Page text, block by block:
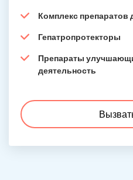
Комплекс препаратов
Гепатропротекторы
Препараты
деятельность